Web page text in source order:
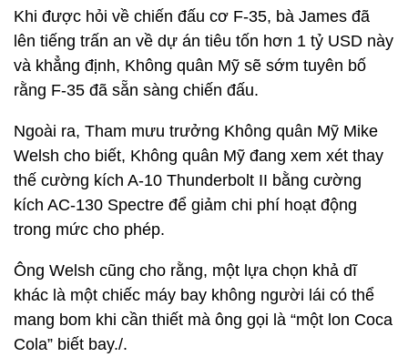
Khi được hỏi về chiến đấu cơ F-35, bà James đã
lên tiếng trấn an về dự án tiêu tốn hơn 1 tỷ USD này
và khẳng định, Không quân Mỹ sẽ sớm tuyên bố
rằng F-35 đã sẵn sàng chiến đấu.
Ngoài ra, Tham mưu trưởng Không quân Mỹ Mike
Welsh cho biết, Không quân Mỹ đang xem xét thay
thế cường kích A-10 Thunderbolt II bằng cường
kích AC-130 Spectre để giảm chi phí hoạt động
trong mức cho phép.
Ông Welsh cũng cho rằng, một lựa chọn khả dĩ
khác là một chiếc máy bay không người lái có thể
mang bom khi cần thiết mà ông gọi là “một lon Coca
Cola” biết bay./.